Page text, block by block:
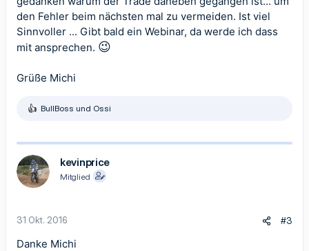
den Fehler beim nächsten mal zu vermeiden. Ist viel
Sinnvoller ... Gibt bald ein Webinar, da werde ich dass
mit ansprechen. 😉
Grüße Michi
R
k
t
i
o
n
BullBoss und Ossi
kevinprice
Mitglied
31 Okt. 2016 #3
Danke Michi